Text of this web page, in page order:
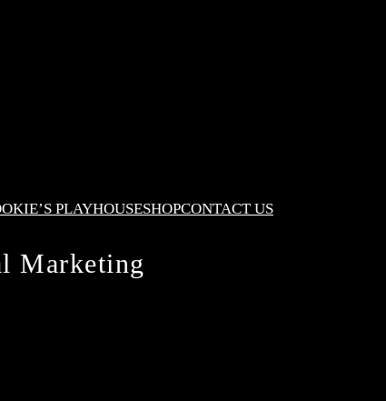
PLAYHOUSESHOPCONTACT US
Marketing